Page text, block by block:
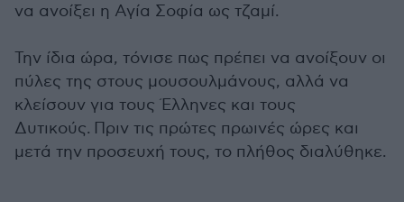
να ανοίξει η Αγία Σοφία ως τζαμί.
Την ίδια ώρα, τόνισε πως πρέπει να ανοίξουν οι
πύλες της στους μουσουλμάνους, αλλά να
κλείσουν για τους Έλληνες και τους
Δυτικούς. Πριν τις πρώτες πρωινές ώρες και
μετά την προσευχή τους, το πλήθος διαλύθηκε.